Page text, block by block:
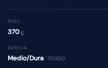
PESO
370g
DUREZA
Medio/Dura· 70/100